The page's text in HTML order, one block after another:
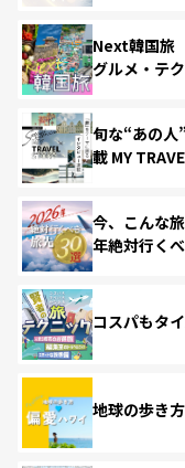
Next韓国旅
グルメ・テ
旬な“あの人
載 MY
今、こんな
年絶対行く
コスパもタ
地球の歩き